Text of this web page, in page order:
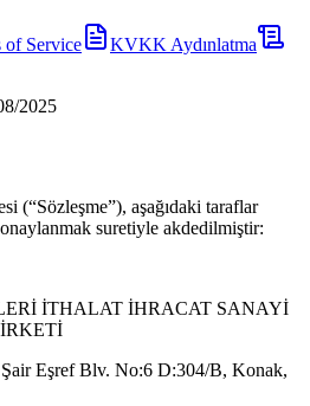
of Service
KVKK Aydınlatma
2025
(“Sözleşme”), aşağıdaki taraflar
suretiyle akdedilmiştir:
İTHALAT İHRACAT SANAYİ
Eşref Blv. No:6 D:304/B, Konak,